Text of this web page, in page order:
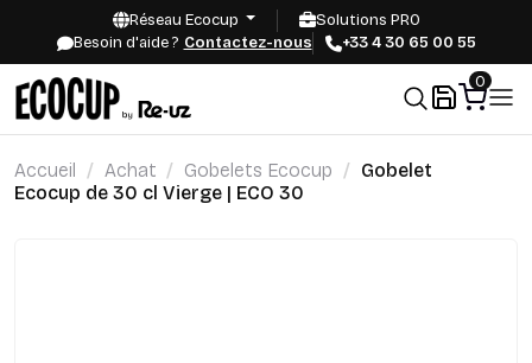
Réseau Ecocup
Solutions PRO
Besoin d'aide ? Contactez-nous +33 4 30 65 00 55
0
Accueil Achat Gobelets Ecocup
Gobelet
Ecocup de 30 cl Vierge | ECO 30